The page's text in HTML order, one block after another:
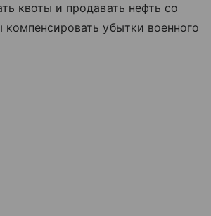
квоты и продавать нефть со
компенсировать убытки военного